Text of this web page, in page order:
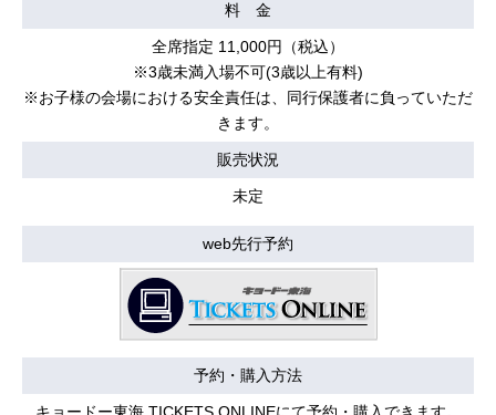
料 金
全席指定 11,000円（税込）
※3歳未満入場不可(3歳以上有料)
※お子様の会場における安全責任は、同行保護者に負っていただ
きます。
販売状況
未定
web先行予約
予約・購入方法